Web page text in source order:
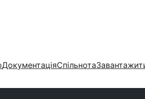
ДокументаціяСпільнота